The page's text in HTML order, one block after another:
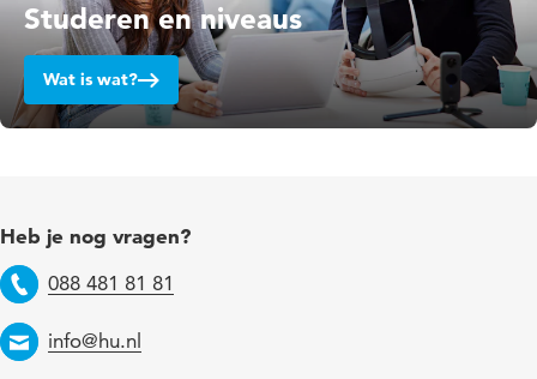
Studeren en niveaus
Wat is wat?
Heb je nog vragen?
Telefoon
088 481 81 81
Email
info@hu.nl